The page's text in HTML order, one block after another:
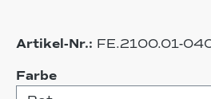
Artikel-Nr.: FE.2100.01-
Farbeauswählen